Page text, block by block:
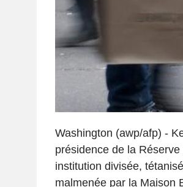
Washington (awp/afp) -
présidence de la
institution divisée,
malmenée par la Maison